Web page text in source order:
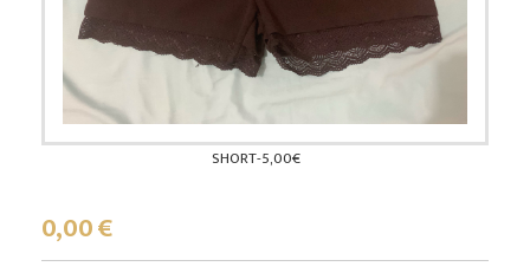
SHORT-5,00€
0,00€